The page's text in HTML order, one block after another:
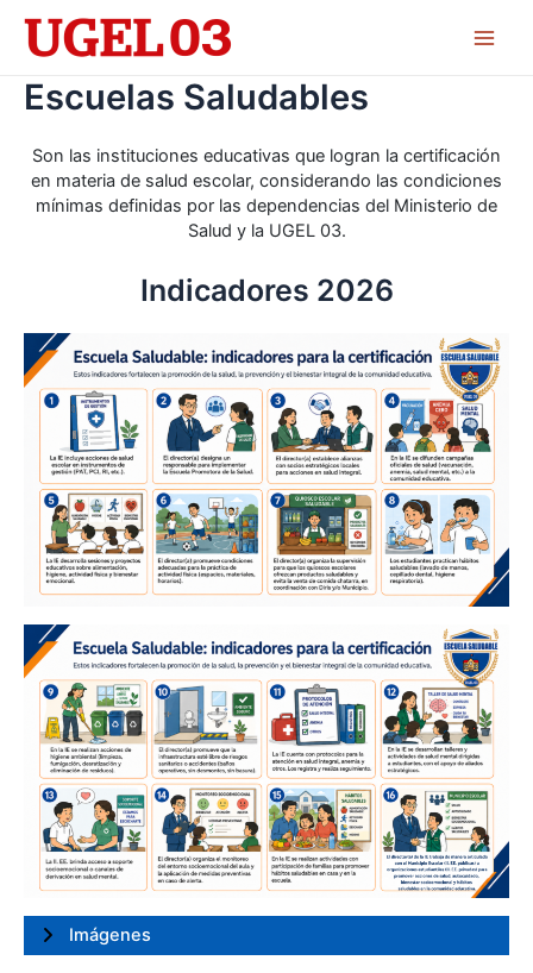
content
Escuelas Saludables
Son las instituciones educativas que logran la certificación
en materia de salud escolar, considerando las condiciones
mínimas definidas por las dependencias del Ministerio de
Salud y la UGEL 03.
Indicadores 2026
Imágenes